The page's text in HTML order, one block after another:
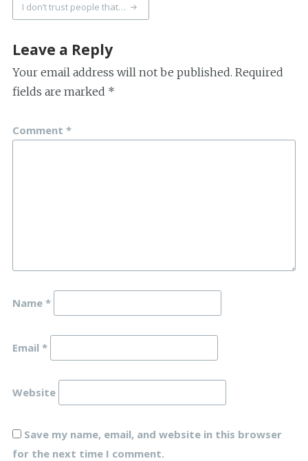
I don’t trust people that…
Leave a Reply
Your email address will not be published. Required
fields are marked *
Comment *
Name *
Email *
Website
Save my name, email, and website in this browser
for the next time I comment.